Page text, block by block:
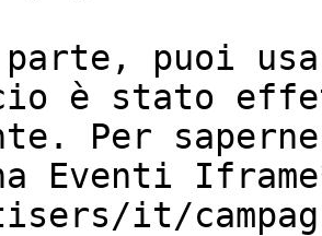
puoi
è stato
Per
Eventi
it/